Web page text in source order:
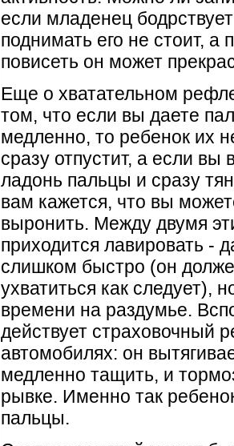
если младенец
поднимать его не стоит, а
повисеть он может
Еще о хватательном
том, что если вы даете
медленно, то ребенок их
сразу отпустит, а если вы
ладонь пальцы и сразу
вам кажется, что вы
выронить. Между двумя
приходится лавировать -
слишком быстро (он
ухватиться как следует),
времени на раздумье.
действует страховочный
автомобилях: он
медленно тащить, и
рывке. Именно так
пальцы.